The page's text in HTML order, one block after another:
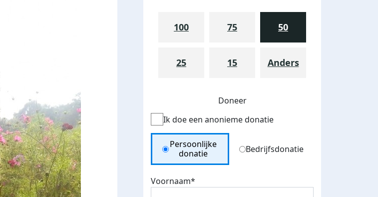
100 75 50
25 15 Anders
Doneer
Ik doe een anonieme donatie
Donation Type
Persoonlijke
donatie
Bedrijfsdonatie
Voornaam*